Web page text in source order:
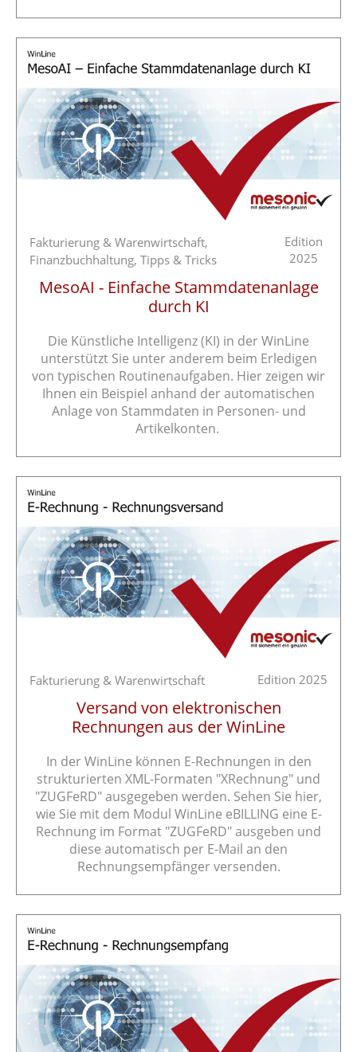
Fakturierung & Warenwirtschaft,
Finanzbuchhaltung, Tipps & Tricks
Edition
2025
MesoAI - Einfache Stammdatenanlage
durch KI
Die Künstliche Intelligenz (KI) in der WinLine
unterstützt Sie unter anderem beim Erledigen
von typischen Routinenaufgaben. Hier zeigen wir
Ihnen ein Beispiel anhand der automatischen
Anlage von Stammdaten in Personen- und
Artikelkonten.
Fakturierung & Warenwirtschaft Edition 2025
Versand von elektronischen
Rechnungen aus der WinLine
In der WinLine können E-Rechnungen in den
strukturierten XML-Formaten "XRechnung" und
"ZUGFeRD" ausgegeben werden. Sehen Sie hier,
wie Sie mit dem Modul WinLine eBILLING eine E-
Rechnung im Format "ZUGFeRD" ausgeben und
diese automatisch per E-Mail an den
Rechnungsempfänger versenden.